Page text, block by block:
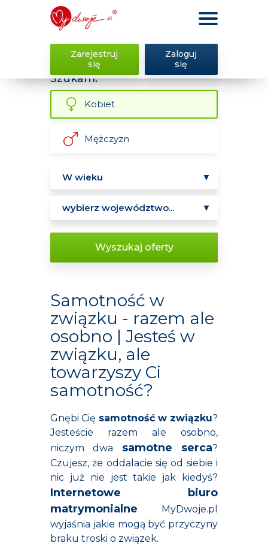
Zarejestruj
się
Zaloguj
się
Szukam:
Kobiet
Mężczyzn
Wyszukaj oferty
Samotność w
związku - razem ale
osobno | Jesteś w
związku, ale
towarzyszy Ci
samotność?
Gnębi Cię samotność w związku?
Jesteście razem ale osobno,
niczym dwa samotne serca?
Czujesz, że oddalacie się od siebie i
nic już nie jest takie jak kiedyś?
Internetowe biuro
matrymonialne MyDwoje.pl
wyjaśnia jakie mogą być przyczyny
braku troski o związek.